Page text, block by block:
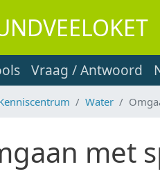
gaan
Vraag / Antwoord
Water
met